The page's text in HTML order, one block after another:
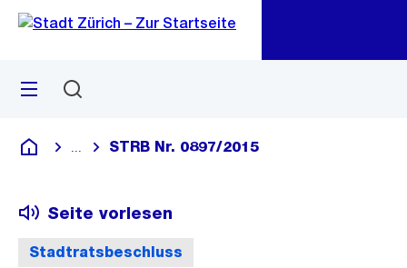
Navigation
Sprunglink
Menü
Deutsch
Blende alle Breadcrumbs ein
STRB Nr. 0897/2015
Stadtratsbeschluss
Seite vorlesen